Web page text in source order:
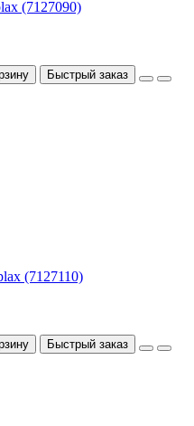
(7127090)
Быстрый заказ
(7127110)
Быстрый заказ